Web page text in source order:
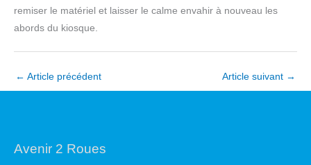
remiser le matériel et laisser le calme envahir à nouveau les
abords du kiosque.
← Article précédent Article suivant →
Avenir 2 Roues